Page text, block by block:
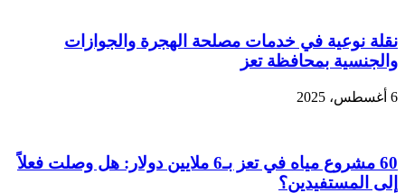
نقلة نوعية في خدمات مصلحة الهجرة والجوازات
والجنسية بمحافظة تعز
6 أغسطس، 2025
60 مشروع مياه في تعز بـ6 ملايين دولار: هل وصلت فعلاً
إلى المستفيدين؟